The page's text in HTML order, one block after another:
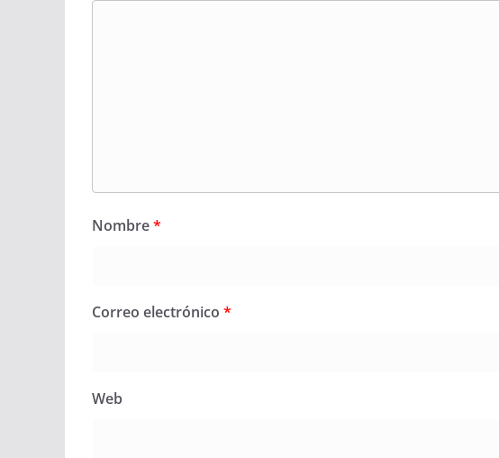
Nombre*
Correo electrónico *
Web